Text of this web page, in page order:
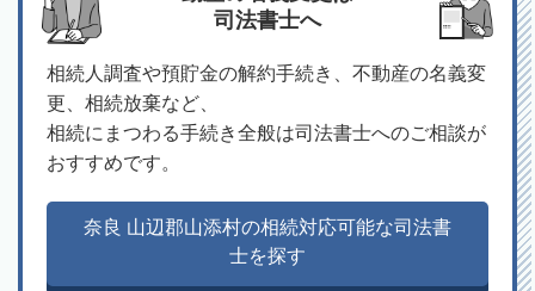
司法書士へ
相続人調査や預貯金の解約手続き、不動産の名義変
更、相続放棄など、
相続にまつわる手続き全般は司法書士へのご相談が
おすすめです。
奈良 山辺郡山添村の相続対応可能な司法書
士を探す